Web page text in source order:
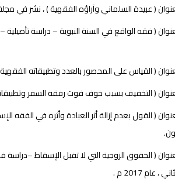
السلماني وآراؤه الفقهية ) ، نشر في مجلة الجامعة الإسلامية
على المحصور بالعدد وتطبيقاته الفقهية ) ، مجلة الجامعة
التخفيف بسبب خوف فوت رفقة السفر وتطبيقاته الفقهية ) ، نشر
( الحقوق الزوجية التي لا تقبل الإسقاط –دراسة
عام 2017 م .